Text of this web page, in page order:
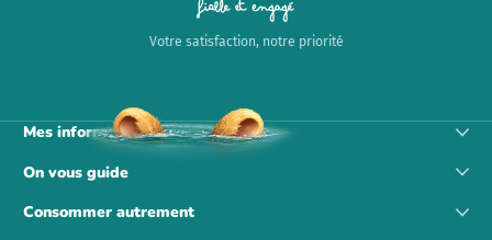
Fiable et engagé
Votre satisfaction, notre priorité
Mes informations
On vous guide
Consommer autrement